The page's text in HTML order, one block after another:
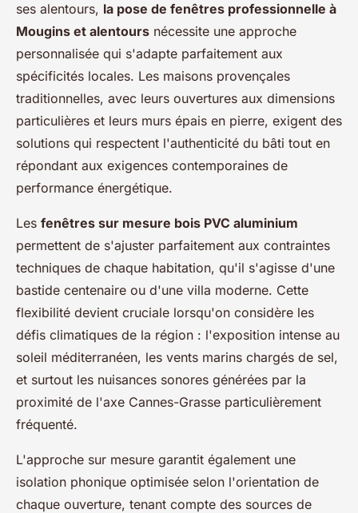
ses alentours, la pose de fenêtres professionnelle à
Mougins et alentours nécessite une approche
personnalisée qui s'adapte parfaitement aux
spécificités locales. Les maisons provençales
traditionnelles, avec leurs ouvertures aux dimensions
particulières et leurs murs épais en pierre, exigent des
solutions qui respectent l'authenticité du bâti tout en
répondant aux exigences contemporaines de
performance énergétique.
Les fenêtres sur mesure bois PVC aluminium
permettent de s'ajuster parfaitement aux contraintes
techniques de chaque habitation, qu'il s'agisse d'une
bastide centenaire ou d'une villa moderne. Cette
flexibilité devient cruciale lorsqu'on considère les
défis climatiques de la région : l'exposition intense au
soleil méditerranéen, les vents marins chargés de sel,
et surtout les nuisances sonores générées par la
proximité de l'axe Cannes-Grasse particulièrement
fréquenté.
L'approche sur mesure garantit également une
isolation phonique optimisée selon l'orientation de
chaque ouverture, tenant compte des sources de